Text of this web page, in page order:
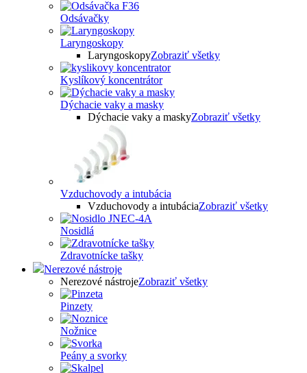
Odsávačky
Laryngoskopy
LaryngoskopyZobraziť všetky
Kyslíkový koncentrátor
Dýchacie vaky a masky
Dýchacie vaky a maskyZobraziť všetky
Vzduchovody a intubácia
Vzduchovody a intubáciaZobraziť všetky
Nosidlá
Zdravotnícke tašky
Nerezové nástroje
Nerezové nástrojeZobraziť všetky
Pinzety
Nožnice
Peány a svorky